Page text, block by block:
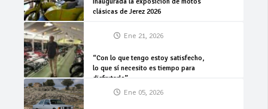
clásicas de Jerez 2026
Ene 21, 2026
“Con lo que tengo estoy satisfecho,
lo que sí necesito es tiempo para
disfrutarlo”
Ene 05, 2026